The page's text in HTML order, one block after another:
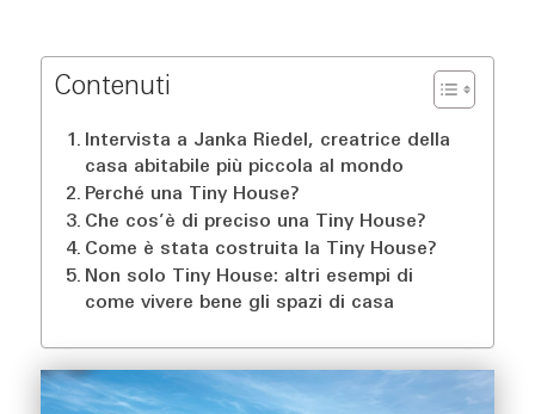
Contenuti
Intervista a Janka Riedel, creatrice della
casa abitabile più piccola al mondo
Perché una Tiny House?
Che cos’è di preciso una Tiny House?
Come è stata costruita la Tiny House?
Non solo Tiny House: altri esempi di
come vivere bene gli spazi di casa